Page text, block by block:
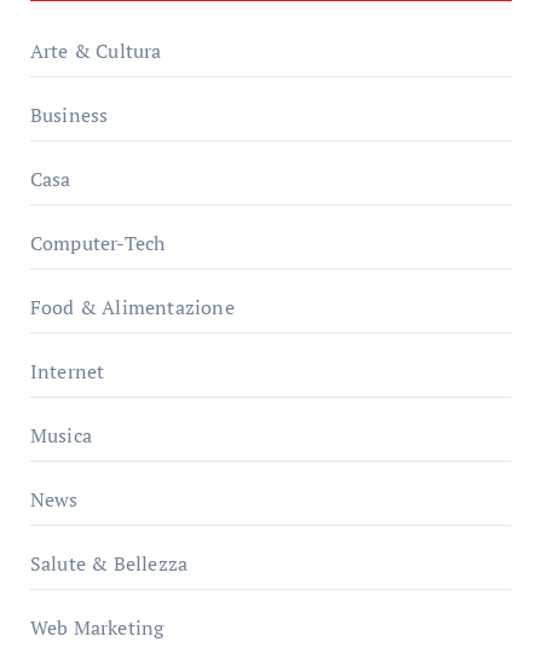
Arte & Cultura
Business
Casa
Computer-Tech
Food & Alimentazione
Internet
Musica
News
Salute & Bellezza
Web Marketing